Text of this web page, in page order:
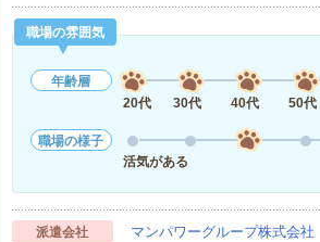
職場の雰囲気
年齢層
20代
30代 40代 50代
職場の様子
活気がある
派遣会社 マンパワーグループ株式会